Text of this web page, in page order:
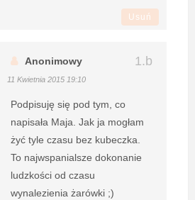
Usuń
Anonimowy
11 Kwietnia 2015 19:10
Podpisuję się pod tym, co
napisała Maja. Jak ja mogłam
żyć tyle czasu bez kubeczka.
To najwspanialsze dokonanie
ludzkości od czasu
wynalezienia żarówki ;)